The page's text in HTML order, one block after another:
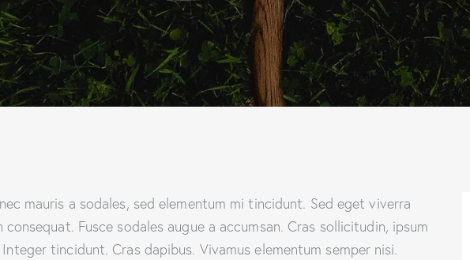
mauris a sodales, sed elementum mi tincidunt. Sed eget viverra
consequat. Fusce sodales augue a accumsan. Cras sollicitudin, ipsum
tincidunt. Cras dapibus. Vivamus elementum semper nisi.